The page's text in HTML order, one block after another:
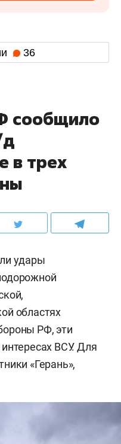
36
сообщило
в трех
удары
областях
РФ, эти
ВСУ. Для
«Герань»,